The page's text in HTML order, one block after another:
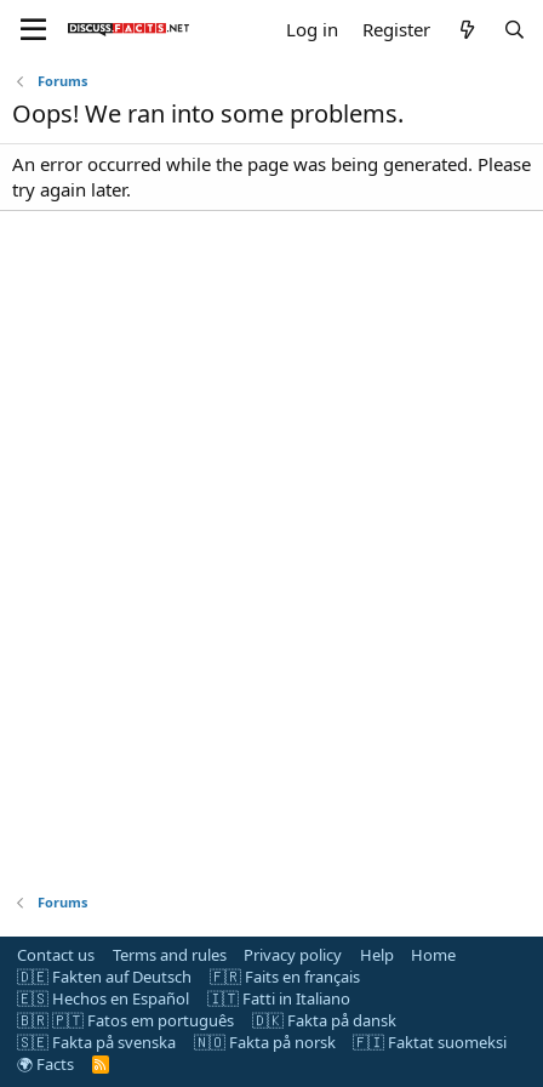
Log in Register
Forums
Oops! We ran into some problems.
An error occurred while the page was being generated. Please
try again later.
Forums
Contact us Terms and rules Privacy policy Help
Home
🇩🇪 Fakten auf Deutsch
🇫🇷 Faits en français
🇪🇸 Hechos en Español
🇮🇹 Fatti in Italiano
🇧🇷 🇵🇹 Fatos em português
🇩🇰 Fakta på dansk
🇸🇪 Fakta på svenska
🇳🇴 Fakta på norsk
🇫🇮 Faktat suomeksi
🌍 Facts
R